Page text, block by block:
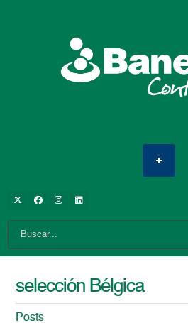
selección Bélgica
Posts